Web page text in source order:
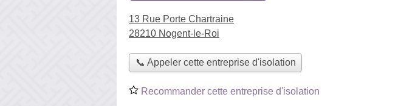
13 Rue Porte Chartraine
28210 Nogent-le-Roi
📞 Appeler cette entreprise d'isolation
Recommander cette entreprise d'isolation